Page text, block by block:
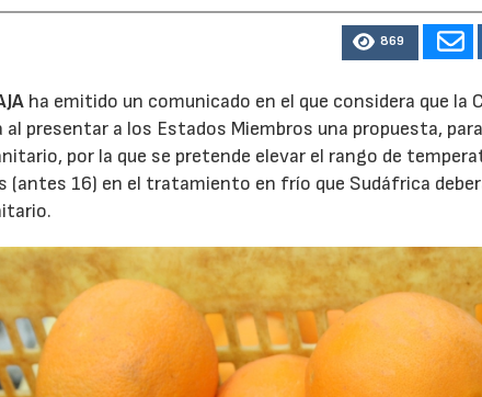
869
ha emitido un comunicado en el que considera que la
presentar a los Estados Miembros una propuesta,
por la que se pretende elevar el rango de
(antes 16) en el tratamiento en frío que Sudáfrica